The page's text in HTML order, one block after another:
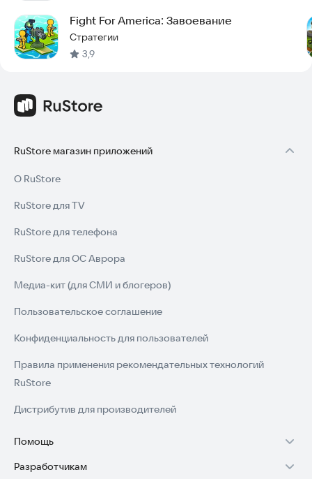
Fight For America: Завоевание
Стратегии
3,9
RuStore магазин приложений
О RuStore
RuStore для TV
RuStore для телефона
RuStore для ОС Аврора
Медиа-кит (для СМИ и блогеров)
Пользовательское соглашение
Конфиденциальность для пользователей
Правила применения рекомендательных технологий
RuStore
Дистрибутив для производителей
Помощь
Установка RuStore на TV
Разработчикам